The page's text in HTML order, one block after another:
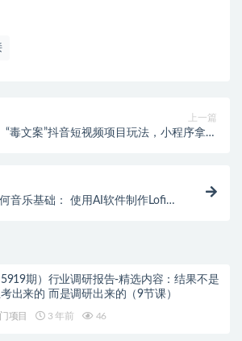
上一篇
“毒文案”抖音短视频项目玩法，小程序拿图
音乐基础： 使用AI软件制作Lofi
5919期）行业调研报告-精选内容：结果不是
出来的 而是调研出来的（9节课）
项目 3 年前 46